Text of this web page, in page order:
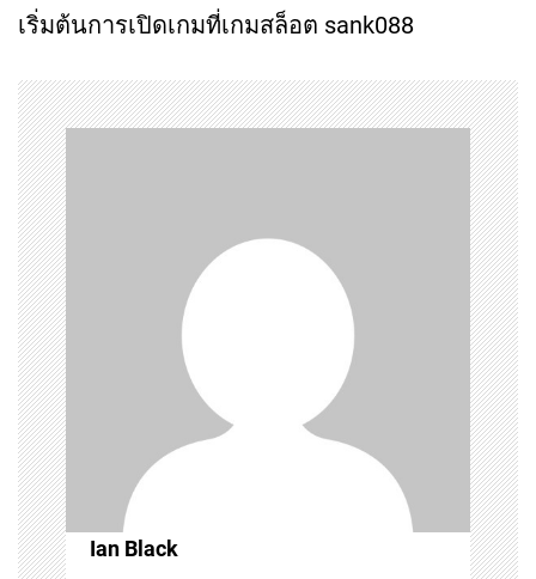
s
t
n
a
v
i
g
a
t
i
เริ่มต้นการเปิดเกมที่เกมสล็อต sank088
Ian Black